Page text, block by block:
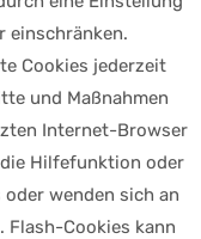
einschränken.
Cookies jederzeit
und Maßnahmen
Internet-Browser
Hilfefunktion oder
wenden sich an
Flash-Cookies kann